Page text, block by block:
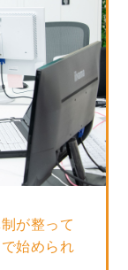
が整って
始められ